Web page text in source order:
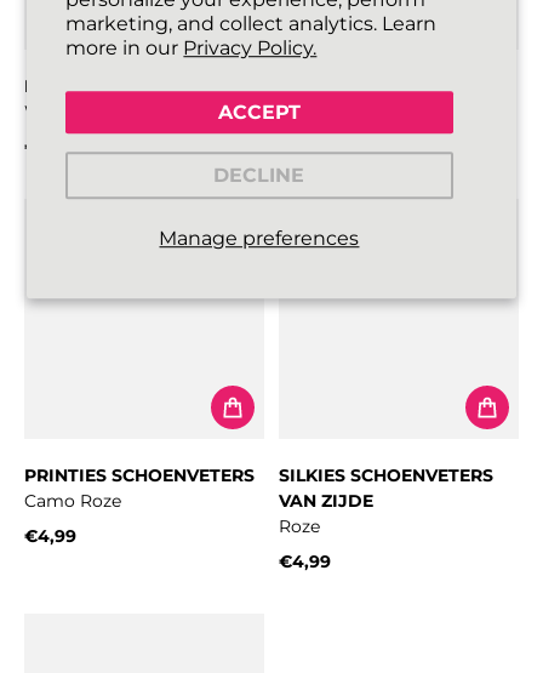
marketing, and collect analytics. Learn
more in our Privacy Policy.
Manage preferences
ACCEPT
DECLINE
PRINTIES SCHOENVETERS
Warm Roze / Zwart Zebra
€4,99
PRINTIES SCHOENVETERS
Warm roze / Witte zebra
Normale prijs
€4,99
PRINTIES SCHOENVETERS
Camo Roze
€4,99
SILKIES SCHOENVETERS
VAN ZIJDE
Roze
€4,99